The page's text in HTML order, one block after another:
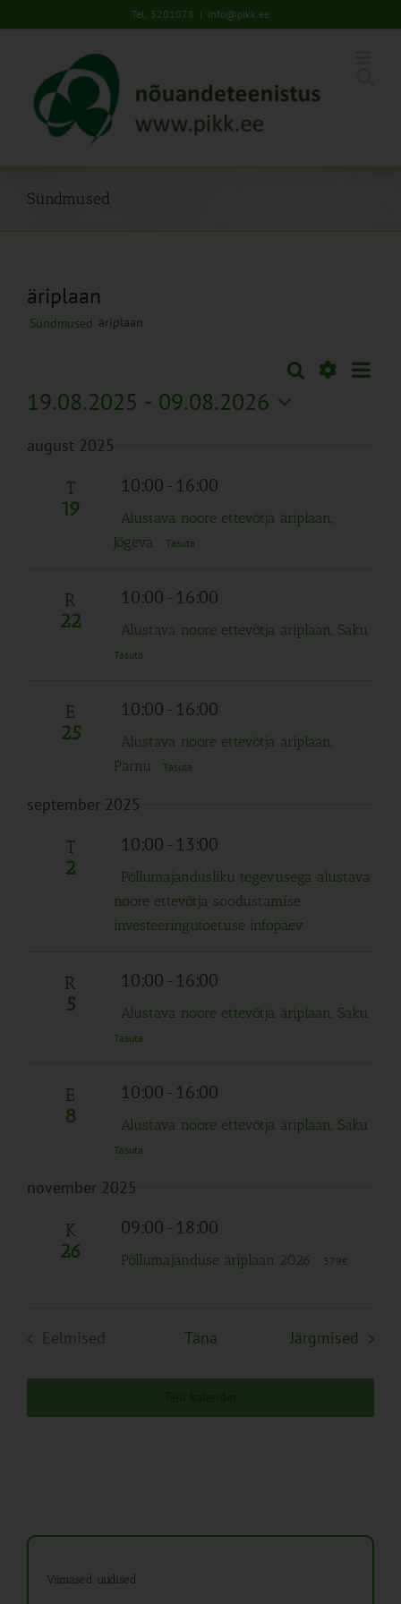
to
Tel: 5201078 | info@pikk.ee
Sündmused
äriplaan
Sündmused äriplaan
Sündmused
Search
Otsi
19.08.2025 - 09.08.2026
kuupäev.
august 2025
T
19
10:00- 16:00
Alustava noore ettevõtja äriplaan,
Jõgeva
Tasuta
R
22
10:00- 16:00
Alustava noore ettevõtja äriplaan, Saku
Tasuta
E
25
10:00- 16:00
Alustava noore ettevõtja äriplaan,
Pärnu
Tasuta
september 2025
T
2
10:00- 13:00
Põllumajandusliku tegevusega alustava
noore ettevõtja soodustamise
investeeringutoetuse infopäev
R
5
10:00- 16:00
Alustava noore ettevõtja äriplaan, Saku
Tasuta
E
8
10:00- 16:00
Alustava noore ettevõtja äriplaan, Saku
Tasuta
november 2025
K
26
09:00- 18:00
Põllumajanduse äriplaan 2026 379€
Eelmised
Täna Järgmised
Viimased uudised